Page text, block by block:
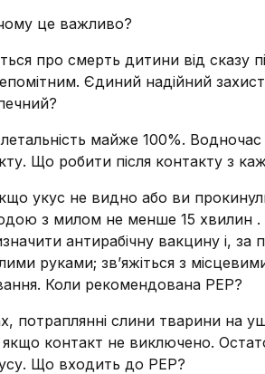
це важливо?
про смерть дитини від сказу
Єдиний надійний
майже 100%.
Що робити після контакту з
укус не видно або ви
з милом не менше 15 хвилин .
антирабічну вакцину і, за
руками; зв’яжіться з
Коли рекомендована PEP?
потраплянні слини тварини на
контакт не виключено.
Що входить до PEP?